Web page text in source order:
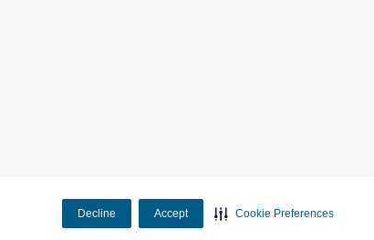
Decline Accept Cookie Preferences